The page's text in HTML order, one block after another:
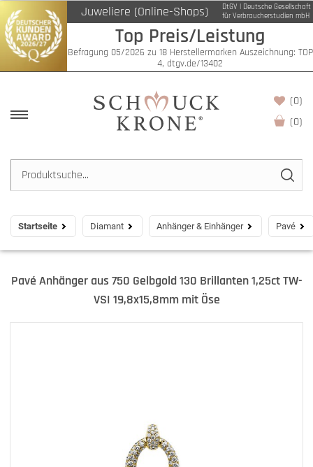
Juweliere (Online-Shops)
DtGV | Deutsche Gesellschaft
für Verbraucherstudien mbH
Top Preis/Leistung
Befragung 05/2026 zu 18 Herstellermarken Auszeichnung: TOP
4, dtgv.de/13402
(0)
(0)
Startseite Diamant Anhänger & Einhänger Pavé
Pavé Anhänger aus 750 Gelbgold 130 Brillanten 1,25ct TW-
VSI 19,8x15,8mm mit Öse